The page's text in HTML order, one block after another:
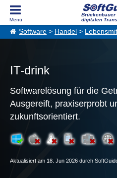
Brückenbauer
digitalen
Software > Handel >
IT-drink
Softwarelösung für die
Ausgereift, praxiserprobt
zukunftsorientiert.
Aktualisiert am 18. Jun 2026 durch